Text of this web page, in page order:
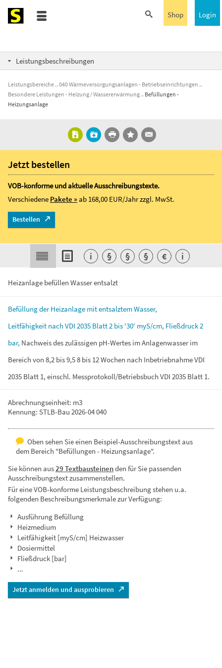
Login
Shop
Leistungsbeschreibungen
Leistungsbereiche
040 Wärmeversorgungsanlagen - Betriebseinrichtungen
Besondere Leistungen - Heizung / Wassererwärmung
Befüllungen -
Heizungsanlage
Heizanlage befüllen Wasser entsalzt
BefüllungderHeizanlage mitentsalztemWasser,
Leitfähigkeit nach VDI 2035 Blatt2 bis '30' myS/cm, Fließdruck2
bar, Nachweisdeszulässigen pH-Wertes imAnlagenwasserim
Bereich von 8,2 bis9,58 bis 12Wochen nach InbetriebnahmeVDI
2035 Blatt 1, einschl. Messprotokoll/Betriebsbuch VDI 2035 Blatt 1.
Abrechnungseinheit: m3
Kennung: STLB-Bau 2026-04 040
Oben sehen Sie einen Beispiel-Ausschreibungstext aus
dem Bereich "Befüllungen - Heizungsanlage".
Sie können aus29 Textbausteinenden für Sie passenden
Ausschreibungstext zusammenstellen.
Für eine VOB-konforme Leistungsbeschreibung stehen u.a.
folgenden Beschreibungsmerkmale zur Verfügung:
Ausführung Befüllung
Heizmedium
Leitfähigkeit [myS/cm] Heizwasser
Dosiermittel
Fließdruck [bar]
...
Jetzt anmelden und ausprobieren
Jetzt bestellen
VOB-konforme und aktuelle Ausschreibungstexte.
Verschiedene Pakete »ab 168,00 EUR/Jahrzzgl. MwSt.
Bestellen
i § § § € i